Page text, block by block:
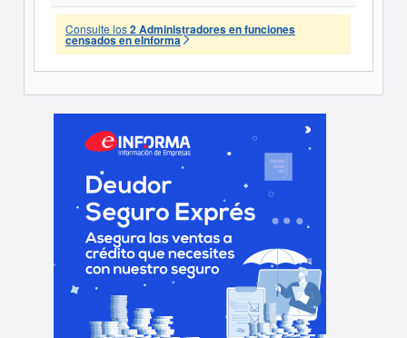
Consulte los2 Administradores en funciones
censados en eInforma